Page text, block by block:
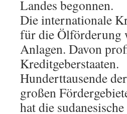
Landes begonnen.
Die internationale
für die Ölförderung
Anlagen. Davon
Kreditgeberstaaten.
Hunderttausende
großen
hat die